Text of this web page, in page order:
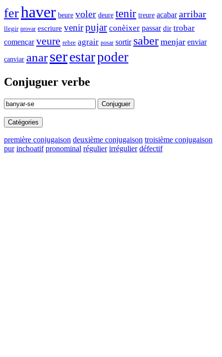
ferhaver beure voler deure tenir treure acabar arribar
llegir provar escriure venirpujar conèixer passar dir trobar
començar veure rebre agrair posar sortir saber menjar enviar
canviar anarserestarpoder
Conjuguer verbe
Conjuguer
Catégories
première conjugaison deuxième conjugaison troisième conjugaison
pur inchoatif pronominal régulier irrégulier défectif